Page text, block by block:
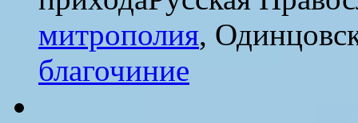
митрополия,
благочиние